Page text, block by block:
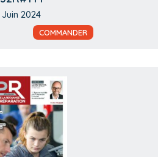
Juin 2024
COMMANDER